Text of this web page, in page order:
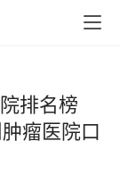
排名榜
瘤医院口